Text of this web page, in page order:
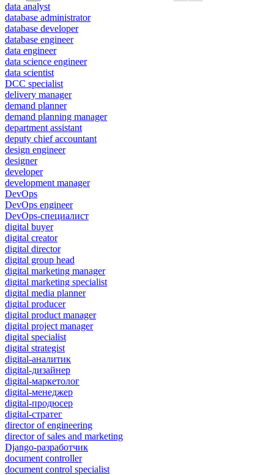
data analyst
database administrator
database developer
database engineer
data engineer
data science engineer
data scientist
DCC specialist
delivery manager
demand planner
demand planning manager
department assistant
deputy chief accountant
design engineer
designer
developer
development manager
DevOps
DevOps engineer
DevOps-специалист
digital buyer
digital creator
digital director
digital group head
digital marketing manager
digital marketing specialist
digital media planner
digital producer
digital product manager
digital project manager
digital specialist
digital strategist
digital-аналитик
digital-дизайнер
digital-маркетолог
digital-менеджер
digital-продюсер
digital-стратег
director of engineering
director of sales and marketing
Django-разработчик
document controller
document control specialist